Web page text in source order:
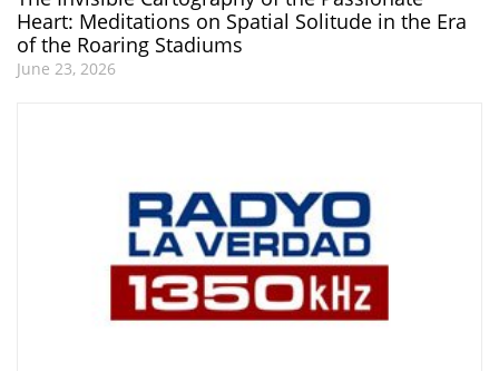
Heart: Meditations on Spatial Solitude in the Era
of the Roaring Stadiums
June 23, 2026